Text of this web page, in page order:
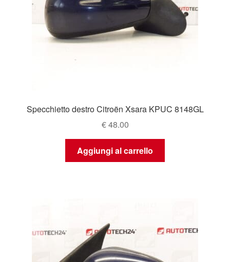
Specchietto destro Citroën Xsara KPUC 8148GL
€48.00
Aggiungi al carrello